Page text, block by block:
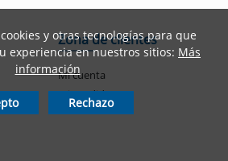
Zona de clientes
Mi cuenta
Mis pedidos
y otras tecnologías para que
experiencia en nuestros sitios: Más
información
Rechazo